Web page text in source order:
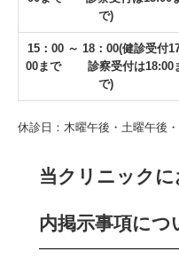
で)
15：00 ～ 18：00(健診受付
00まで 診察受付は18:00
で)
休診日：木曜午後・土曜午後
当クリニック
内掲示事項につ